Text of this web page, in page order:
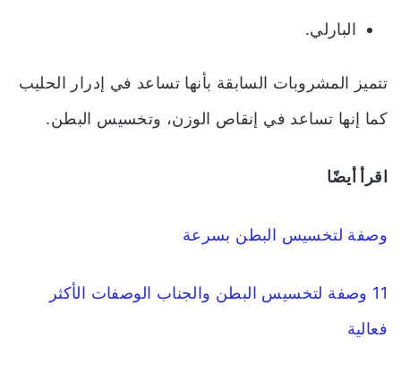
البارلي.
تتميز المشروبات السابقة بأنها تساعد في إدرار الحليب
كما إنها تساعد في إنقاص الوزن، وتخسيس البطن.
اقرأ أيضًا
وصفة لتخسيس البطن بسرعة
11 وصفة لتخسيس البطن والجناب الوصفات الأكثر
فعالية